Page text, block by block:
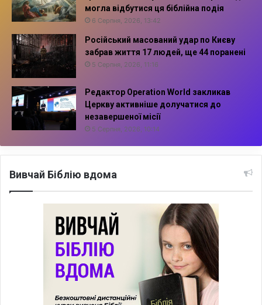
могла відбутися ця біблійна подія
6 Серпня, 2026, 13:42
Російський масований удар по Києву
забрав життя 17 людей, ще 44 поранені
5 Серпня, 2026, 11:16
Редактор Operation World закликав
Церкву активніше долучатися до
незавершеної місії
5 Серпня, 2026, 10:14
Вивчай Біблію вдома